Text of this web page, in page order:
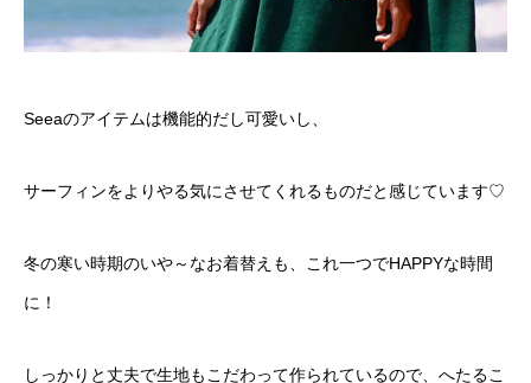
Seeaのアイテムは機能的だし可愛いし、
サーフィンをよりやる気にさせてくれるものだと感じています♡
冬の寒い時期のいや～なお着替えも、これ一つでHAPPYな時間
に！
しっかりと丈夫で生地もこだわって作られているので、へたるこ